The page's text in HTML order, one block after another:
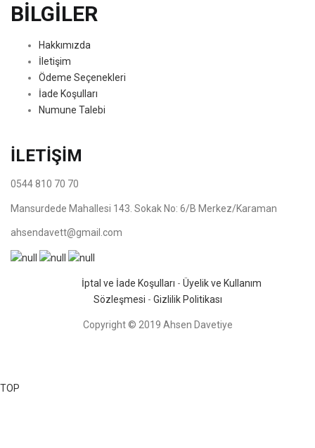
BİLGİLER
Hakkımızda
İletişim
Ödeme Seçenekleri
İade Koşulları
Numune Talebi
İLETİŞİM
0544 810 70 70
Mansurdede Mahallesi 143. Sokak No: 6/B Merkez/Karaman
ahsendavett@gmail.com
İptal ve İade Koşulları - Üyelik ve Kullanım
Sözleşmesi - Gizlilik Politikası
Copyright © 2019 Ahsen Davetiye
TOP